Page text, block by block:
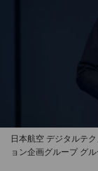
日本航空 デジタルテ
ョン企画グループ グ